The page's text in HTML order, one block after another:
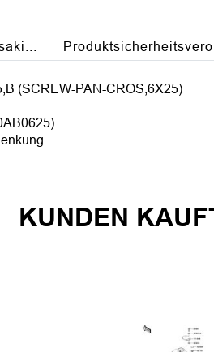
(SCREW-PAN-CROS,6X25)
KUNDEN